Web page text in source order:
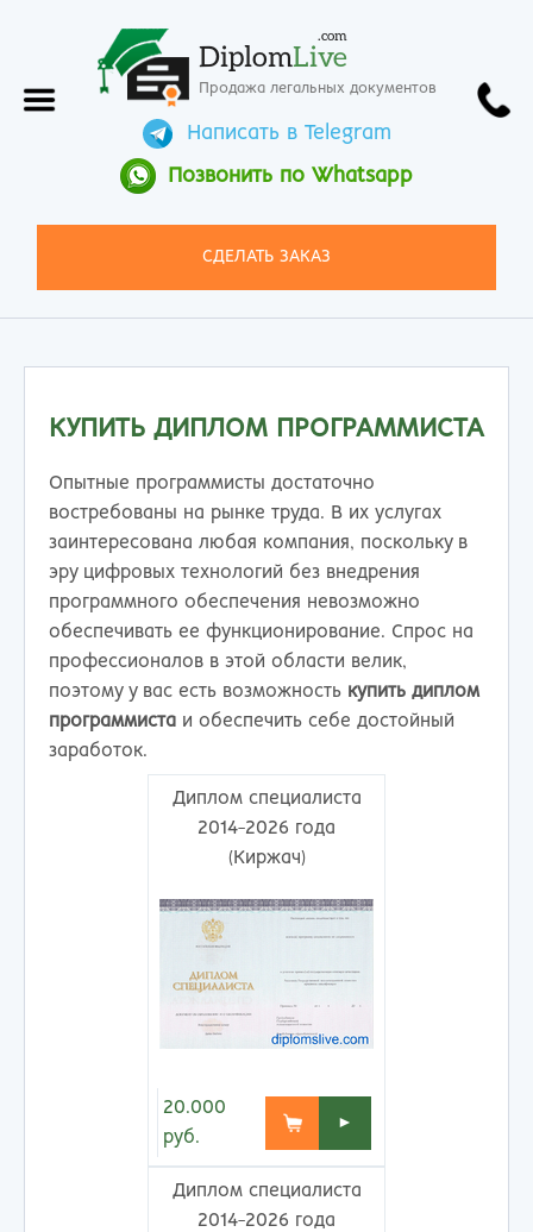
DiplomLive
.com
Продажа легальных документов
Написать в Telegram
Позвонить по Whatsapp
СДЕЛАТЬ ЗАКАЗ
КУПИТЬ ДИПЛОМ ПРОГРАММИСТА
Опытные программисты достаточно
востребованы на рынке труда. В их услугах
заинтересована любая компания, поскольку в
эру цифровых технологий без внедрения
программного обеспечения невозможно
обеспечивать ее функционирование. Спрос на
профессионалов в этой области велик,
поэтому у вас есть возможность купить диплом
программиста и обеспечить себе достойный
заработок.
Диплом специалиста
2014-2026 года
(Киржач)
20.000
руб.
►
Диплом специалиста
2014-2026 года